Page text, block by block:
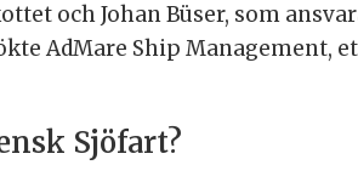
och Johan Büser, som
AdMare Ship Management,
Sjöfart?